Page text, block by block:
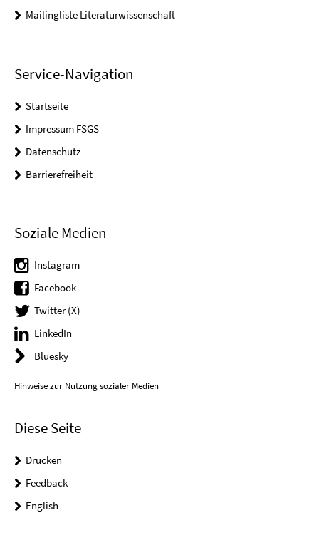
Mailingliste Literaturwissenschaft
Service-Navigation
Startseite
Impressum FSGS
Datenschutz
Barrierefreiheit
Soziale Medien
Instagram
Facebook
Twitter (X)
LinkedIn
Bluesky
Hinweise zur Nutzung sozialer Medien
Diese Seite
Drucken
Feedback
English